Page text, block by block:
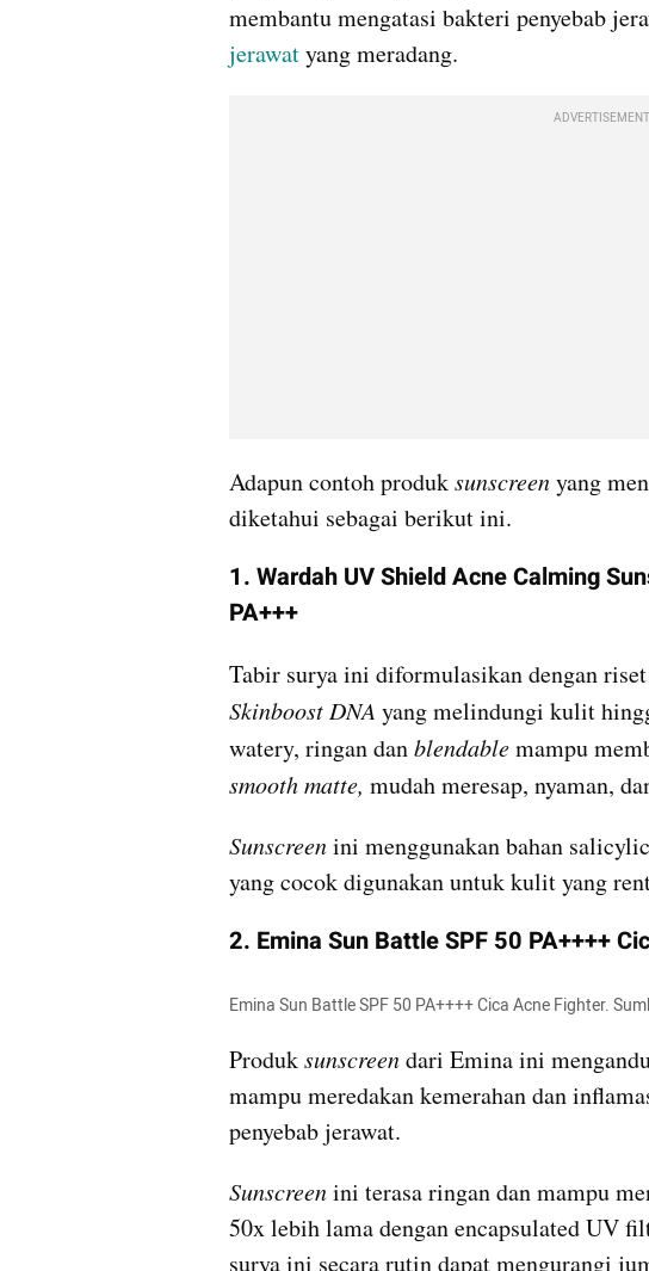
membantu mengatasi bakteri penyebab
jerawat yang meradang.
ADVERTISEMENT
Adapun contoh produk sunscreen yang
diketahui sebagai berikut ini.
1. Wardah UV Shield Acne Calming
PA+++
Tabir surya ini diformulasikan dengan
Skinboost DNA yang melindungi kulit
watery, ringan dan blendable mampu
smooth matte, mudah meresap, nyaman,
Sunscreen ini menggunakan bahan
yang cocok digunakan untuk kulit yang
2. Emina Sun Battle SPF 50 PA++++
Emina Sun Battle SPF 50 PA++++ Cica Acne Fighter.
Produk sunscreen dari Emina ini
mampu meredakan kemerahan dan
penyebab jerawat.
Sunscreen ini terasa ringan dan mampu
50x lebih lama dengan encapsulated UV
surya ini secara rutin dapat mengurangi